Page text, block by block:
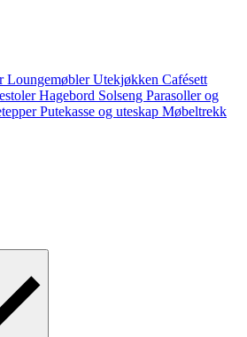
LoungemøblerUtekjøkken Cafésett
Hagebord Solseng Parasoller og
Putekasse og uteskap Møbeltrekk